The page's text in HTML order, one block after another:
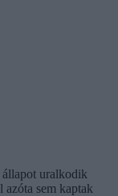
uralkodik
sem kaptak